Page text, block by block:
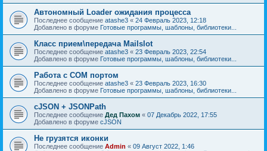
Автономный Loader ожидания процесса
Последнее сообщение atashe3 « 24 Февраль 2023, 12:18
Добавлено в форуме Готовые программы, шаблоны, библиотеки...
Класс прием\передача Mailslot
Последнее сообщение atashe3 « 23 Февраль 2023, 22:54
Добавлено в форуме Готовые программы, шаблоны, библиотеки...
Работа с COM портом
Последнее сообщение atashe3 « 23 Февраль 2023, 16:30
Добавлено в форуме Готовые программы, шаблоны, библиотеки...
cJSON + JSONPath
Последнее сообщение Дед Пахом « 07 Декабрь 2022, 17:55
Добавлено в форуме cJSON
Не грузятся иконки
Последнее сообщение Admin « 09 Август 2022, 1:46